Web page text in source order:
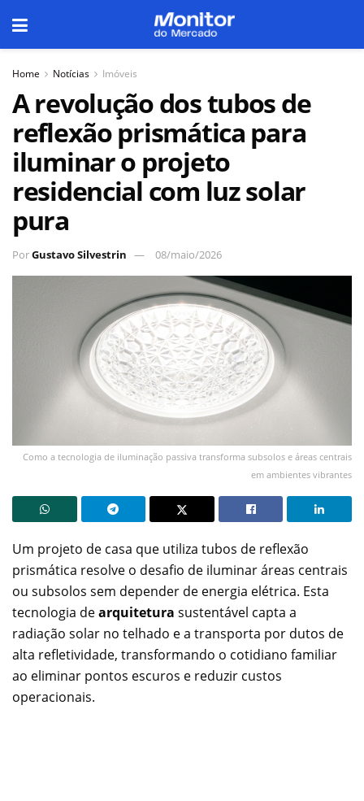
Home Notícias Imóveis
A revolução dos tubos de
reflexão prismática para
iluminar o projeto
residencial com luz solar
pura
PorGustavo Silvestrin 08/maio/2026
Como a tecnologia de iluminação passiva transforma subsolos e áreas centrais
em ambientes vibrantes
Um projeto de casa que utiliza tubos de reflexão
prismática resolve o desafio de iluminar áreas centrais
ou subsolos sem depender de energia elétrica. Esta
tecnologia dearquitetura sustentável capta a
radiação solar no telhado e a transporta por dutos de
alta refletividade, transformando o cotidiano familiar
ao eliminar pontos escuros e reduzir custos
operacionais.